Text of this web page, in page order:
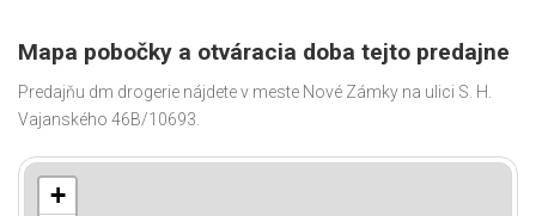
Mapa pobočky a otváracia doba tejto predajne
Predajňu dm drogerie nájdete v meste Nové Zámky na ulici S. H.
Vajanského 46B/10693.
+